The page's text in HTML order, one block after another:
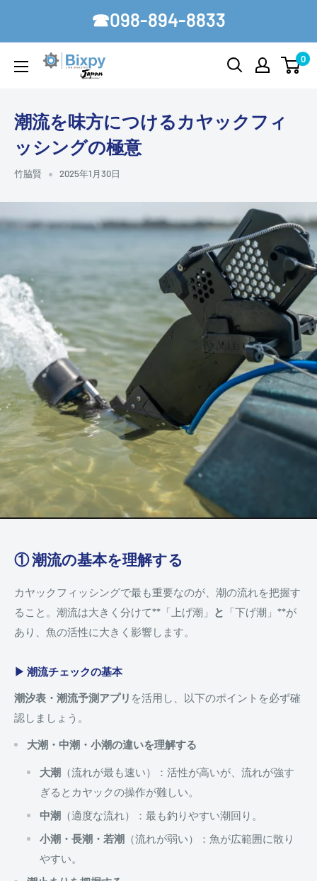
☎098-894-8833
Bixpy-
0
潮流を味方につけるカヤックフィ
ッシングの極意
竹脇賢 2025年1月30日
① 潮流の基本を理解する
カヤックフィッシングで最も重要なのが、潮の流れを把握す
ること。潮流は大きく分けて**「上げ潮」
と
「下げ潮」**が
あり、魚の活性に大きく影響します。
▶ 潮流チェックの基本
潮汐表・潮流予測アプリ を活用し、以下のポイントを必ず確
認しましょう。
大潮・中潮・小潮の違いを理解する
大潮 （流れが最も速い）：活性が高いが、流れが強す
ぎるとカヤックの操作が難しい。
中潮 （適度な流れ）：最も釣りやすい潮回り。
小潮・長潮・若潮 （流れが弱い）：魚が広範囲に散り
やすい。